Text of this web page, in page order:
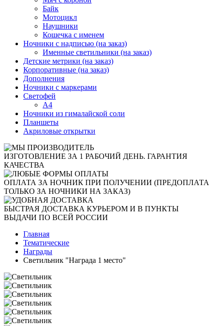
Байк
Мотоцикл
Наушники
Кошечка с именем
Ночники с надписью (на заказ)
Именные светильники (на заказ)
Детские метрики (на заказ)
Корпоративные (на заказ)
Дополнения
Ночники с маркерами
Светофей
А4
Ночники из гималайской соли
Планшеты
Акриловые открытки
ИЗГОТОВЛЕНИЕ ЗА 1 РАБОЧИЙ ДЕНЬ. ГАРАНТИЯ
КАЧЕСТВА
ОПЛАТА ЗА НОЧНИК ПРИ ПОЛУЧЕНИИ (ПРЕДОПЛАТА
ТОЛЬКО ЗА НОЧНИКИ НА ЗАКАЗ)
БЫСТРАЯ ДОСТАВКА КУРЬЕРОМ И В ПУНКТЫ
ВЫДАЧИ ПО ВСЕЙ РОССИИ
Главная
Тематические
Награды
Светильник "Награда 1 место"